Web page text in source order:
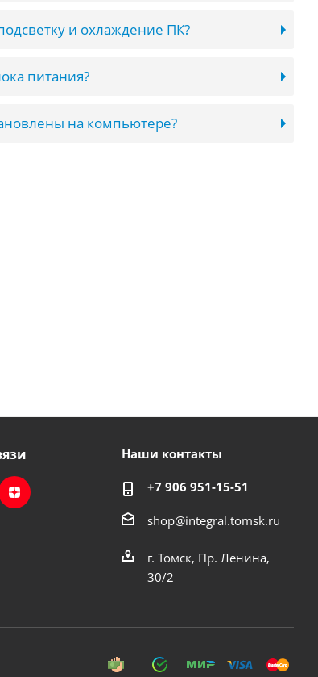
и охлаждение ПК?
питания?
на компьютере?
Наши контакты
+7 906 951-15-51
shop@integral.tomsk.ru
г. Томск, Пр. Ленина,
30/2